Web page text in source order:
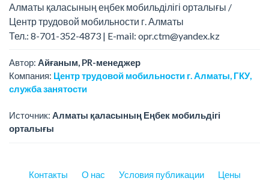
Алматы қаласының еңбек мобильділігі орталығы /
Центр трудовой мобильности г. Алматы
Тел.: 8-701-352-4873 | E-mail: opr.ctm@yandex.kz
Автор: Айғаным, PR-менеджер
Компания: Центр трудовой мобильности г. Алматы, ГКУ,
служба занятости
Источник: Алматы қаласының Еңбек мобильдігі
орталығы
Контакты О нас Условия публикации Цены